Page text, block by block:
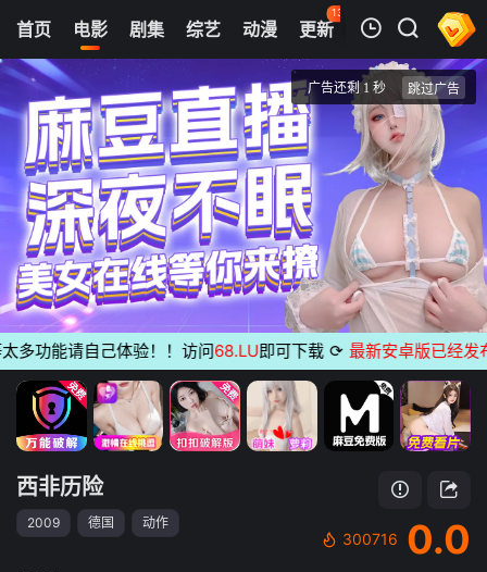
首页 电影 剧集 综艺 动漫 更新
139
热榜 APP
我的观影记录
正片
西非历险
清空
能请自己体验！！访问 68.LU即可下载 ⟳ 最新安卓版已经发布无
西非历险
2009 德国 动作
300716 0.0